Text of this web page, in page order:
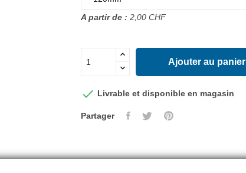
A partir de : 2,00 CHF
Ajouter au panier
 Livrable et disponible en magasin
Partager